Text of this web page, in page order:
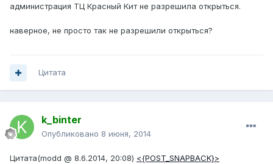
администрация ТЦ Красный Кит не разрешила открыться.
наверное, не просто так не разрешили открыться?
Цитата
k_binter
Опубликовано 8 июня, 2014
Цитата(modd @ 8.6.2014, 20:08) <{POST_SNAPBACK}>